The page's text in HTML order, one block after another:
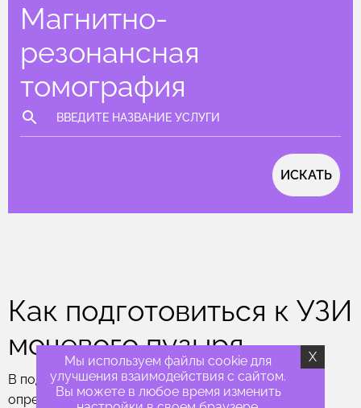
Магнитно-
резонансная
томография
ИСКАТЬ
Как подготовиться к УЗИ
мочевого пузыря
В подготовке к УЗИ мочевого пузыря есть
определенная специфика.
Мы используем файлы cookie для
улучшения взаимодействия с сайтом.
Вы можете в любое время изменить
X